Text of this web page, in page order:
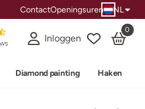
ContactOpeningsuren NL
Inloggen
0
Diamond painting Haken